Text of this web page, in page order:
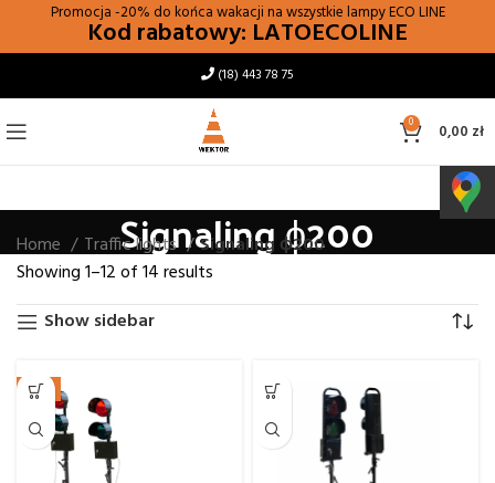
Promocja -20% do końca wakacji na wszystkie lampyECO LINE
Kod rabatowy: LATOECOLINE
(18) 443 78 75
0 0,00 zł
Signaling ϕ200
Home Traffic lights
Signaling ϕ200
Showing 1–12 of 14 results
Show sidebar
-9%